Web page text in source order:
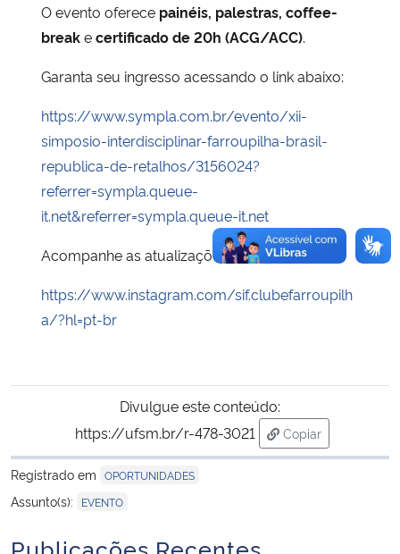
O evento oferece painéis, palestras, coffee-
breakecertificado de 20h (ACG/ACC).
Garanta seu ingresso acessando o link abaixo:
https://www.sympla.com.br/evento/xii-
simposio-interdisciplinar-farroupilha-brasil-
republica-de-retalhos/3156024?
referrer=sympla.queue-
it.net&referrer=sympla.queue-it.net
Acompanhe as atualizações do evento:
https://www.instagram.com/sif.clubefarroupilh
a/?hl=pt-br
Divulgue este conteúdo:
https://ufsm.br/r-478-3021
Copiar
para área de
Registrado em OPORTUNIDADES
Assunto(s): EVENTO
Publicações Recentes